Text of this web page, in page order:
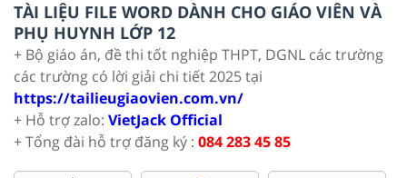
TÀI LIỆU FILE WORD DÀNH CHO GIÁO VIÊN VÀ
PHỤ HUYNH LỚP 12
+ Bộ giáo án, đề thi tốt nghiệp THPT, DGNL các trường
các trường có lời giải chi tiết 2025 tại
https://tailieugiaovien.com.vn/
+ Hỗ trợ zalo: VietJack Official
+ Tổng đài hỗ trợ đăng ký : 084 283 45 85